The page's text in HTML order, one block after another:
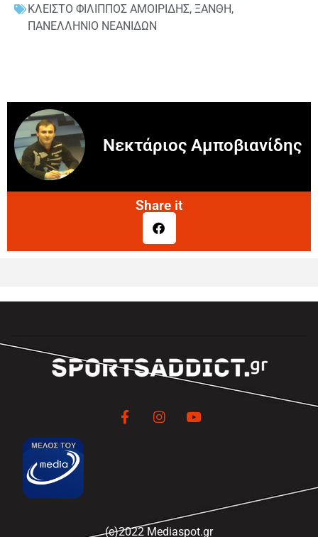
ΚΛΕΙΣΤΟ ΦΙΛΙΠΠΟΣ ΑΜΟΙΡΙΔΗΣ, ΞΑΝΘΗ,
ΠΑΝΕΛΛΗΝΙΟ ΝΕΑΝΙΔΩΝ
Νεκτάριος Αμποβιανίδης
Share it
(c)2022 Mediaspot.gr